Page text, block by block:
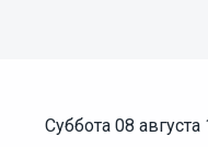
суббота 08 августа